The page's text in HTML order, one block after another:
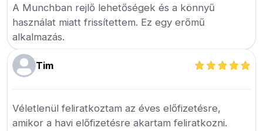
A Munchban rejlő lehetőségek és a könnyű
használat miatt frissítettem. Ez egy erőmű
alkalmazás.
Tim
Véletlenül feliratkoztam az éves előfizetésre,
amikor a havi előfizetésre akartam feliratkozni.